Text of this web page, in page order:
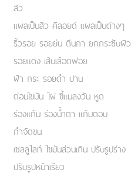
สิว
แผลเป็นสิว คีลอยด์ แผลเป็นต่างๆ
ริ้วรอย รอยย่น ตีนกา ยกกระชับผิว
รอยแดง เส้นเลือดฟอย
ฝ้า กระ รอยดำ ปาน
ต่อมไขมัน ไฝ ขี้แมลงวัน หูด
ร่องแก้ม ร่องน้ำตา แก้มตอบ
กำจัดขน
เชลลูไลท์ ไขมันส่วนเกิน ปรับรูปร่าง
ปรับรูปหน้าเรียว